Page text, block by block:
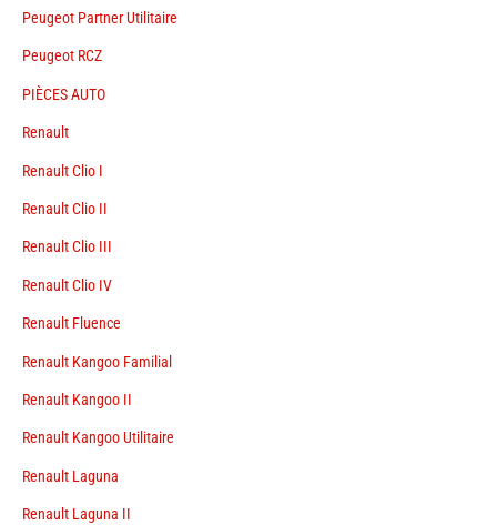
Peugeot Partner Utilitaire
Peugeot RCZ
PIÈCES AUTO
Renault
Renault Clio I
Renault Clio II
Renault Clio III
Renault Clio IV
Renault Fluence
Renault Kangoo Familial
Renault Kangoo II
Renault Kangoo Utilitaire
Renault Laguna
Renault Laguna II